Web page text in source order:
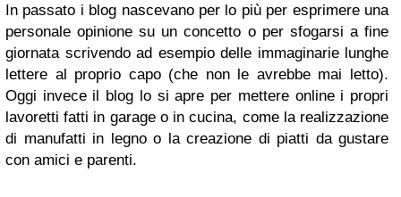
In passato i blog nascevano per lo più per esprimere una
personale opinione su un concetto o per sfogarsi a fine
giornata scrivendo ad esempio delle immaginarie lunghe
lettere al proprio capo (che non le avrebbe mai letto).
Oggi invece il blog lo si apre per mettere online i propri
lavoretti fatti in garage o in cucina, come la realizzazione
di manufatti in legno o la creazione di piatti da gustare
con amici e parenti.